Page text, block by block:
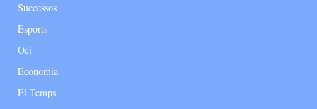
Successos
Esports
Oci
Economia
El Temps